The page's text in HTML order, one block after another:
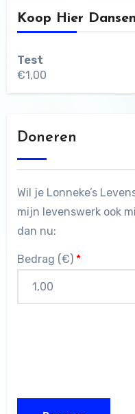
Koop Hier Dansen
Test
€1,00
Doneren
Wil je Lonneke’s
mijn levenswerk ook
dan nu:
Bedrag (€) *